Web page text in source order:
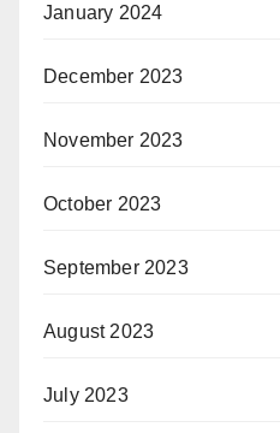
January 2024
December 2023
November 2023
October 2023
September 2023
August 2023
July 2023